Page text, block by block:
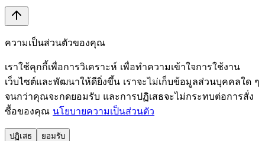
ความเป็นส่วนตัวของคุณ
เราใช้คุกกี้เพื่อการวิเคราะห์ เพื่อทำความเข้าใจการใช้งาน
เว็บไซต์และพัฒนาให้ดียิ่งขึ้น เราจะไม่เก็บข้อมูลส่วนบุคคลใด ๆ
จนกว่าคุณจะกดยอมรับ และการปฏิเสธจะไม่กระทบต่อการสั่ง
ซื้อของคุณ นโยบายความเป็นส่วนตัว
ปฏิเสธ ยอมรับ